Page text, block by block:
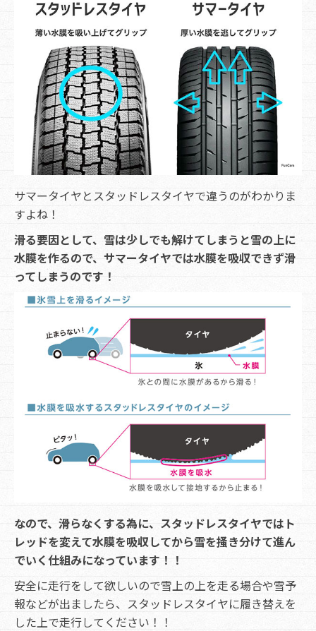
サマータイヤとスタッドレスタイヤで違うのがわかりま
すよね！
滑る要因として、雪は少しでも解けてしまうと雪の上に
水膜を作るので、サマータイヤでは水膜を吸収できず滑
ってしまうのです！
なので、滑らなくする為に、スタッドレスタイヤではト
レッドを変えて水膜を吸収してから雪を掻き分けて進ん
でいく仕組みになっています！！
安全に走行をして欲しいので雪上の上を走る場合や雪予
報などが出ましたら、スタッドレスタイヤに履き替えを
した上で走行してください！！